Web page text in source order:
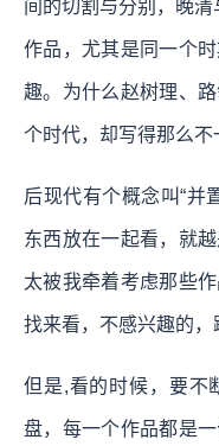
间的切割与分别，晚
作品，尤其是同一个
趣。为什么赵树理、
个时代，却写得那么不
后现代有个概念叫“并
东西放在一起看，就
太被我牵着考虑那些
找来看，不感兴趣的，
但是,看的时候，要不
盘，每一个作品都是